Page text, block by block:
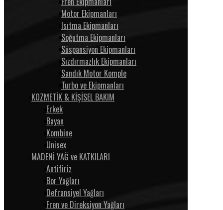
Motor Ekipmanları
Isıtma Ekipmanları
Soğutma Ekipmanları
Süspansiyon Ekipmanları
Sızdırmazlık Ekipmanları
Sandık Motor Komple
Turbo ve Ekipmanları
KOZMETİK & KİŞİSEL BAKIM
Erkek
Bayan
Kombine
Unisex
MADENİ YAĞ ve KATKILARI
Antifiriz
Bor Yağları
Defransiyel Yağları
Fren ve Direksiyon Yağları